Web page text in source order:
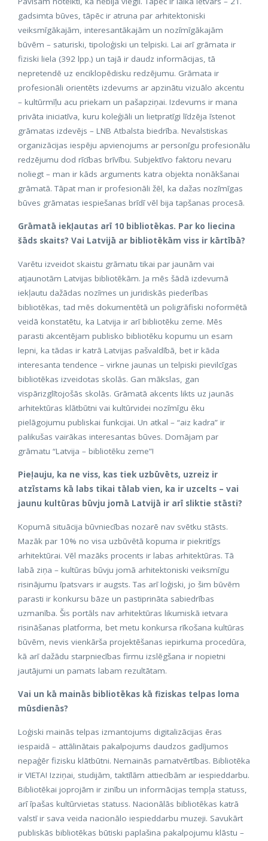
gadsimta būves, tāpēc ir atruna par arhitektoniski
veiksmīgākajām, interesantākajām un nozīmīgākajām
būvēm – saturiski, tipoloģiski un telpiski. Lai arī grāmata ir
fiziski liela (392 lpp.) un tajā ir daudz informācijas, tā
nepretendē uz enciklopēdisku redzējumu. Grāmata ir
profesionāli orientēts izdevums ar apzinātu vizuālo akcentu
– kultūrmīļu acu priekam un pašapziņai. Izdevums ir mana
privāta iniciatīva, kuru koleģiāli un lietpratīgi līdzēja īstenot
grāmatas izdevējs – LNB Atbalsta biedrība. Nevalstiskas
organizācijas iespēju apvienojums ar personīgu profesionālu
redzējumu dod rīcības brīvību. Subjektīvo faktoru nevaru
noliegt – man ir kāds arguments katra objekta nonākšanai
grāmatā. Tāpat man ir profesionāli žēl, ka dažas nozīmīgas
būves grāmatas iespiešanas brīdī vēl bija tapšanas procesā.
Grāmatā iekļautas arī 10 bibliotēkas. Par ko liecina
šāds skaits? Vai Latvijā ar bibliotēkām viss ir kārtībā?
Varētu izveidot skaistu grāmatu tikai par jaunām vai
atjaunotām Latvijas bibliotēkām. Ja mēs šādā izdevumā
iekļautu dažādas nozīmes un juridiskās piederības
bibliotēkas, tad mēs dokumentētā un poligrāfiski noformētā
veidā konstatētu, ka Latvija ir arī bibliotēku zeme. Mēs
parasti akcentējam publisko bibliotēku kopumu un esam
lepni, ka tādas ir katrā Latvijas pašvaldībā, bet ir kāda
interesanta tendence – virkne jaunas un telpiski pievilcīgas
bibliotēkas izveidotas skolās. Gan mākslas, gan
vispārizglītojošās skolās. Grāmatā akcents likts uz jaunās
arhitektūras klātbūtni vai kultūrvidei nozīmīgu ēku
pielāgojumu publiskai funkcijai. Un atkal – “aiz kadra” ir
palikušas vairākas interesantas būves. Domājam par
grāmatu “Latvija – bibliotēku zeme”!
Pieļauju, ka ne viss, kas tiek uzbūvēts, uzreiz ir
atzīstams kā labs tikai tālab vien, ka ir uzcelts – vai
jaunu kultūras būvju jomā Latvijā ir arī sliktie stāsti?
Kopumā situācija būvniecības nozarē nav svētku stāsts.
Mazāk par 10% no visa uzbūvētā kopuma ir piekritīgs
arhitektūrai. Vēl mazāks procents ir labas arhitektūras. Tā
labā ziņa – kultūras būvju jomā arhitektoniski veiksmīgu
risinājumu īpatsvars ir augsts. Tas arī loģiski, jo šim būvēm
parasti ir konkursu bāze un pastiprināta sabiedrības
uzmanība. Šis portāls nav arhitektūras likumiskā ietvara
risināšanas platforma, bet metu konkursa rīkošana kultūras
būvēm, nevis vienkārša projektēšanas iepirkuma procedūra,
kā arī dažādu starpniecības firmu izslēgšana ir nopietni
jautājumi un pamats labam rezultātam.
Vai un kā mainās bibliotēkas kā fiziskas telpas loma
mūsdienās?
Loģiski mainās telpas izmantojums digitalizācijas ēras
iespaidā – attālinātais pakalpojums daudzos gadījumos
nepaģēr fizisku klātbūtni. Nemainās pamatvērtības. Bibliotēka
ir VIETA! Izziņai, studijām, taktīlām attiecībām ar iespieddarbu.
Bibliotēkai joprojām ir zinību un informācijas tempļa statuss,
arī īpašas kultūrvietas statuss. Nacionālās bibliotēkas katrā
valstī ir sava veida nacionālo iespieddarbu muzeji. Savukārt
publiskās bibliotēkas būtiski paplašina pakalpojumu klāstu –